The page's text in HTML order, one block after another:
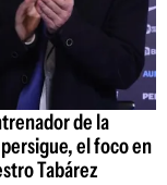
de la
el foco en
Tabárez